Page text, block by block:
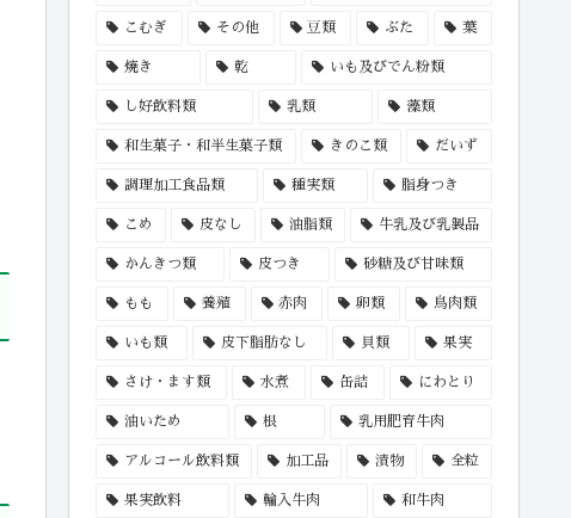
こむぎ その他 豆類 ぶた 葉
焼き 乾 いも及びでん粉類
し好飲料類 乳類 藻類
和生菓子・和半生菓子類 きのこ類 だいず
調理加工食品類 種実類 脂身つき
こめ 皮なし 油脂類 牛乳及び乳製品
かんきつ類 皮つき 砂糖及び甘味類
もも 養殖 赤肉 卵類 鳥肉類
いも類 皮下脂肪なし 貝類 果実
さけ・ます類 水煮 缶詰 にわとり
油いため 根 乳用肥育牛肉
アルコール飲料類 加工品 漬物 全粒
果実飲料 輸入牛肉 和牛肉